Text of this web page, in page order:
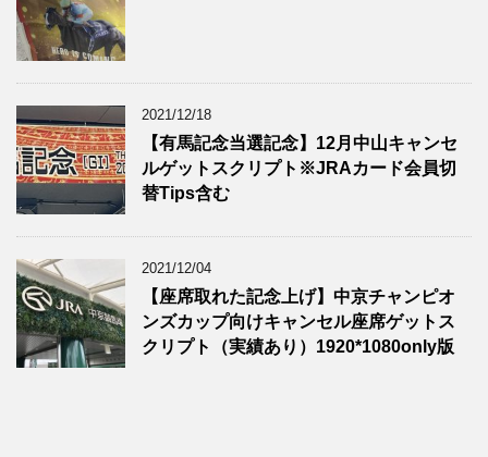
2021/12/18
【有馬記念当選記念】12月中山キャンセ
ルゲットスクリプト※JRAカード会員切
替Tips含む
2021/12/04
【座席取れた記念上げ】中京チャンピオ
ンズカップ向けキャンセル座席ゲットス
クリプト（実績あり）1920*1080only版